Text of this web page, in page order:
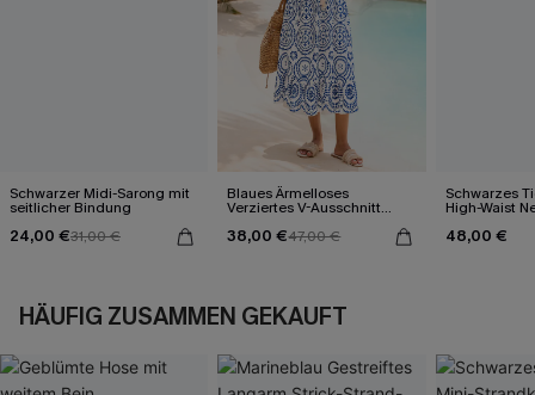
Schwarzer Midi-Sarong mit
seitlicher Bindung
24,00 €31,00 €
Blaues Ärmelloses
Verziertes V-Ausschnitt
38,00 €47,00 €
Schwarzes
High-Waist
Bikini-Set
48,00 €
HÄUFIG ZUSAMMEN GEKAUFT